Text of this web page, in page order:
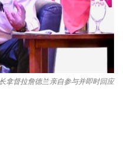
拿督拉詹德兰亲自参与并即时回应